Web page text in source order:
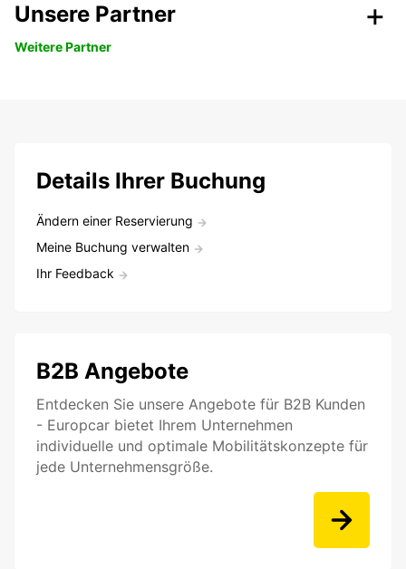
Unsere Partner
Weitere Partner
Details Ihrer Buchung
Ändern einer Reservierung
Meine Buchung verwalten
Ihr Feedback
B2B Angebote
Entdecken Sie unsere Angebote für B2B Kunden
- Europcar bietet Ihrem Unternehmen
individuelle und optimale Mobilitätskonzepte für
jede Unternehmensgröße.